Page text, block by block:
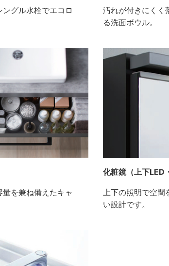
グル水栓でエコロ
汚れが付きにくく
る洗面ボウル。
を兼ね備えたキャ
化粧鏡（上下LED
上下の照明で空
い設計です。